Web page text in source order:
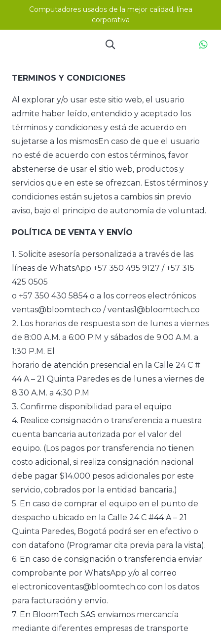
Computadores usados de la mejor calidad, línea
corporativa
TERMINOS Y CONDICIONES
Al explorar y/o usar este sitio web, el usuario
admite haber leído, entendido y aceptado los
términos y condiciones y está de acuerdo en
sujetarse a los mismosEn caso de que el usuario
no esté de acuerdo con estos términos, favor
abstenerse de usar el sitio web, productos y
servicios que en este se ofrezcan. Estos términos y
condiciones están sujetos a cambios sin previo
aviso, bajo el principio de autonomía de voluntad.
POLÍTICA DE VENTA Y ENVÍO
1. Solicite asesoría personalizada a través de las
líneas de WhatsApp +57 350 495 9127 / +57 315
425 0505
o +57 350 430 5854 o a los correos electrónicos
ventas@bloomtech.co / ventas1@bloomtech.co
2. Los horarios de respuesta son de lunes a viernes
de 8:00 A.M. a 6:00 P.M y sábados de 9:00 A.M. a
1:30 P.M. El
horario de atención presencial en la Calle 24 C #
44 A – 21 Quinta Paredes es de lunes a viernes de
8:30 A.M. a 4:30 P.M
3. Confirme disponibilidad para el equipo
4. Realice consignación o transferencia a nuestra
cuenta bancaria autorizada por el valor del
equipo. (Los pagos por transferencia no tienen
costo adicional, si realiza consignación nacional
debe pagar $14.000 pesos adicionales por este
servicio, cobrados por la entidad bancaria.)
5. En caso de comprar el equipo en el punto de
despacho ubicado en la Calle 24 C #44 A – 21
Quinta Paredes, Bogotá podrá ser en efectivo o
con datafono (Programar cita previa para la vista).
6. En caso de consignación o transferencia enviar
comprobante por WhatsApp y/o al correo
electronicoventas@bloomtech.co con los datos
para facturación y envío.
7. En BloomTech SAS enviamos mercancía
mediante diferentes empresas de transporte